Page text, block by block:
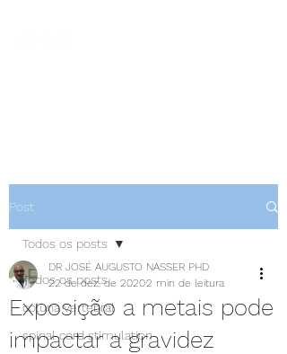
Post
Todos os posts
coluna vertebral
spinal cord stimulation
Todos os posts
Exposição a metais pode
impactar a gravidez
DR JOSÉ AUGUSTO NASSER PHD
22 de dez. de 20202 min de leitura